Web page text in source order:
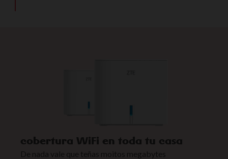
cobertura WiFi en toda tu casa
De nada vale que teñas moitos megabytes